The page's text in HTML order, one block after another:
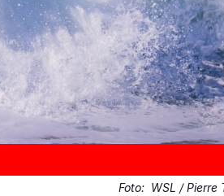
Foto: WSL / Pierre